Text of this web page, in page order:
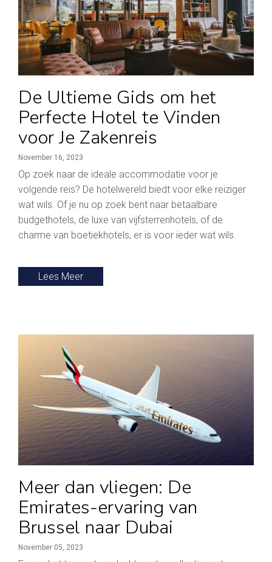
De Ultieme Gids om het
Perfecte Hotel te Vinden
voor Je Zakenreis
November 16, 2023
Op zoek naar de ideale accommodatie voor je
volgende reis? De hotelwereld biedt voor elke reiziger
wat wils. Of je nu op zoek bent naar betaalbare
budgethotels, de luxe van vijfsterrenhotels, of de
charme van boetiekhotels, er is voor ieder wat wils.
Lees Meer
Meer dan vliegen: De
Emirates-ervaring van
Brussel naar Dubai
November 05, 2023